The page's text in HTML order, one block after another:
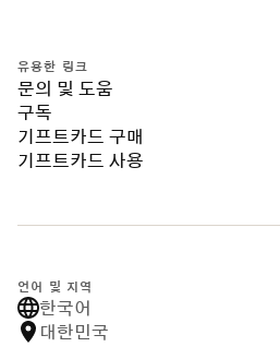
유용한 링크
문의 및 도움
구독
기프트카드 구매
기프트카드 사용
언어 및 지역
한국어
대한민국